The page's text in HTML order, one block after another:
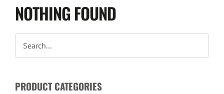
Om oss
NOTHING FOUND
PRODUCT CATEGORIES